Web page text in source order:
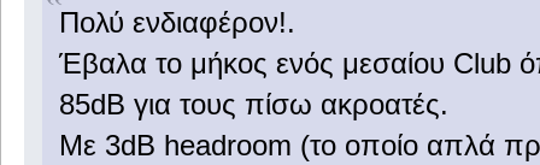
Πολύ ενδιαφέρον!.
Έβαλα το μήκος ενός μεσαίου Club
85dB για τους πίσω ακροατές.
Με 3dB headroom (το οποίο απλά